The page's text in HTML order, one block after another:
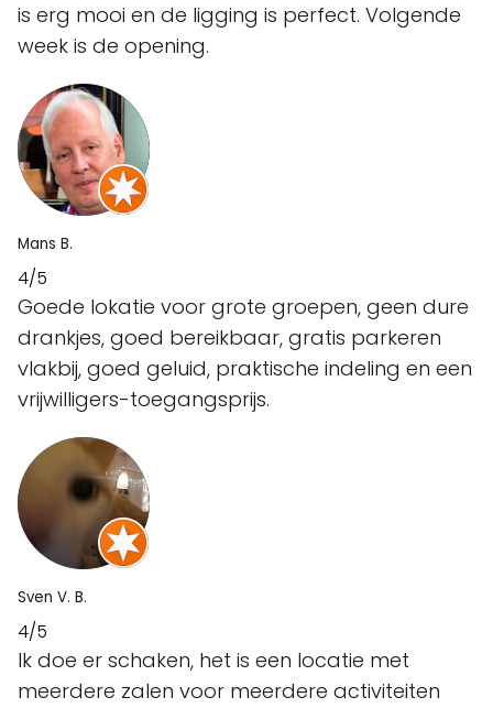
is erg mooi en de ligging is perfect. Volgende
week is de opening.
Mans B.
4/5
Goede lokatie voor grote groepen, geen dure
drankjes, goed bereikbaar, gratis parkeren
vlakbij, goed geluid, praktische indeling en een
vrijwilligers-toegangsprijs.
Sven V. B.
4/5
Ik doe er schaken, het is een locatie met
meerdere zalen voor meerdere activiteiten